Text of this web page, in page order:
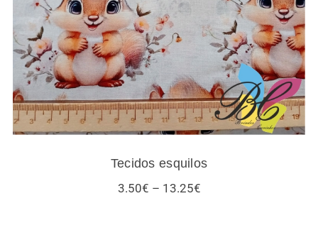
Tecidos esquilos
3.50€ – 13.25€Price